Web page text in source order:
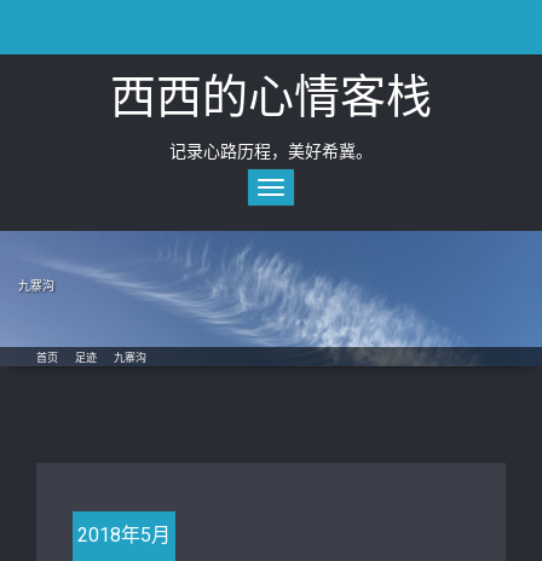
content
西西的心情客栈
记录心路历程，美好希冀。
Toggle
navigation
九寨沟
首页 足迹 九寨沟
2018年5月